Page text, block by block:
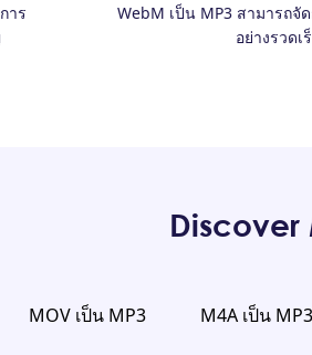
าร
WebM เป็น MP3 สามารถจั
อย่างรวดเ
Discover
MOV เป็น MP3 M4A เป็น MP3